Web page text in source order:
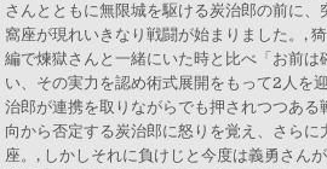
さんとともに無限城を駆ける炭治郎の前に
窩座が現れいきなり戦闘が始まりました。,
編で煉獄さんと一緒にいた時と比べ「お前
い、その実力を認め術式展開をもって2人を
治郎が連携を取りながらでも押されつつある
向から否定する炭治郎に怒りを覚え、さら
座。, しかしそれに負けじと今度は義勇さん